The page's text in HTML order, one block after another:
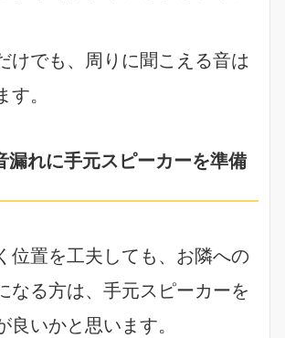
けでも、周りに聞こえる音は
す。
漏れに手元スピーカーを準備
位置を工夫しても、お隣への
なる方は、手元スピーカーを
良いかと思います。